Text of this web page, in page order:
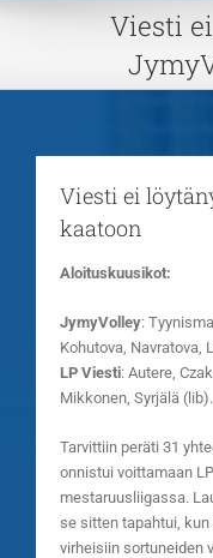
Viesti
Viesti ei
kaatoon
Aloituskuusikot:
JymyVolley:
Kohutova, Navratova,
LP Viesti: Autere,
Mikkonen, Syrjälä (lib).
Tarvittiin peräti 31
onnistui voittamaan
mestaruusliigassa.
se sitten tapahtui,
virheisiin sortuneiden